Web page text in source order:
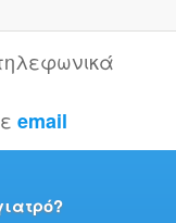
email